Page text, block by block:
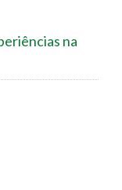
na